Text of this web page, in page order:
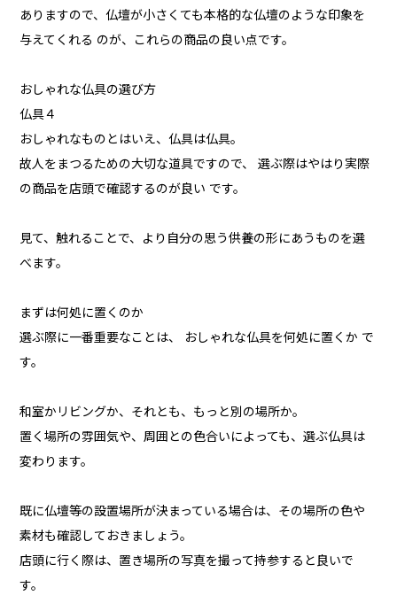
ありますので、仏壇が小さくても本格的な仏壇のような印象を
与えてくれる のが、これらの商品の良い点です。
おしゃれな仏具の選び方
仏具４
おしゃれなものとはいえ、仏具は仏具。
故人をまつるための大切な道具ですので、 選ぶ際はやはり実際
の商品を店頭で確認するのが良い です。
見て、触れることで、より自分の思う供養の形にあうものを選
べます。
まずは何処に置くのか
選ぶ際に一番重要なことは、 おしゃれな仏具を何処に置くか で
す。
和室かリビングか、それとも、もっと別の場所か。
置く場所の雰囲気や、周囲との色合いによっても、選ぶ仏具は
変わります。
既に仏壇等の設置場所が決まっている場合は、その場所の色や
素材も確認しておきましょう。
店頭に行く際は、置き場所の写真を撮って持参すると良いで
す。